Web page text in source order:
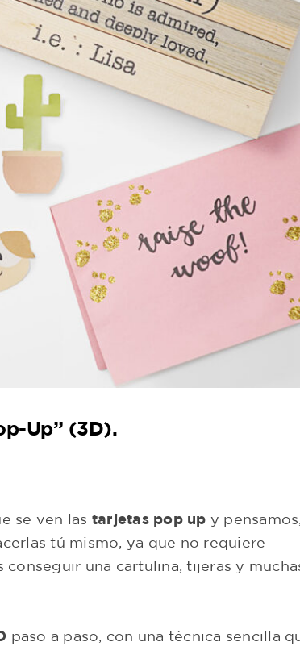
Up” (3D).
se ven las tarjetas pop up y
tú mismo, ya que no requiere
una cartulina, tijeras y
paso a paso, con una técnica sencilla